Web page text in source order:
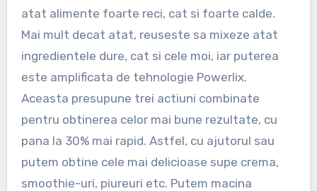
atat alimente foarte reci, cat si foarte calde.
Mai mult decat atat, reuseste sa mixeze atat
ingredientele dure, cat si cele moi, iar puterea
este amplificata de tehnologie Powerlix.
Aceasta presupune trei actiuni combinate
pentru obtinerea celor mai bune rezultate, cu
pana la 30% mai rapid. Astfel, cu ajutorul sau
putem obtine cele mai delicioase supe crema,
smoothie-uri, piureuri etc. Putem macina